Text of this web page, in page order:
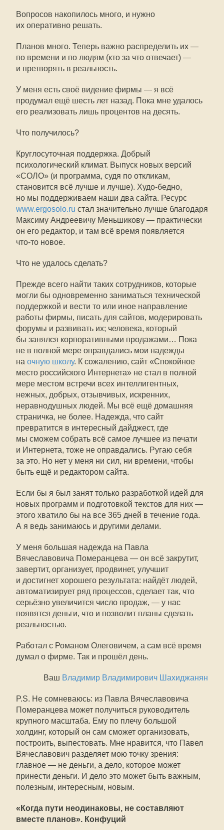
Вопросов накопилось много, и нужно
их оперативно решать.
Планов много. Теперь важно распределить их —
по времени и по людям (кто за что отвечает) —
и претворять в реальность.
У меня есть своё видение фирмы — я всё
продумал ещё шесть лет назад. Пока мне удалось
его реализовать лишь процентов на десять.
Что получилось?
Круглосуточная поддержка. Добрый
психологический климат. Выпуск новых версий
«СОЛО» (и программа, судя по откликам,
становится всё лучше и лучше). Худо-бедно,
но мы поддерживаем наши два сайта. Ресурс
www.ergosolo.ru стал значительно лучше благодаря
Максиму Андреевичу Меньшикову — практически
он его редактор, и там всё время появляется
что-то новое.
Что не удалось сделать?
Прежде всего найти таких сотрудников, которые
могли бы одновременно заниматься технической
поддержкой и вести то или иное направление
работы фирмы, писать для сайтов, модерировать
форумы и развивать их; человека, который
бы занялся корпоративными продажами… Пока
не в полной мере оправдались мои надежды
на очную школу. К сожалению, сайт «Спокойное
место российского Интернета» не стал в полной
мере местом встречи всех интеллигентных,
нежных, добрых, отзывчивых, искренних,
неравнодушных людей. Мы всё ещё домашняя
страничка, не более. Надежда, что сайт
превратится в интересный дайджест, где
мы сможем собрать всё самое лучшее из печати
и Интернета, тоже не оправдались. Ругаю себя
за это. Но нет у меня ни сил, ни времени, чтобы
быть ещё и редактором сайта.
Если бы я был занят только разработкой идей для
новых программ и подготовкой текстов для них —
этого хватило бы на все 365 дней в течение года.
А я ведь занимаюсь и другими делами.
У меня большая надежда на Павла
Вячеславовича Померанцева — он всё закрутит,
завертит, организует, продвинет, улучшит
и достигнет хорошего результата: найдёт людей,
автоматизирует ряд процессов, сделает так, что
серьёзно увеличится число продаж, — у нас
появятся деньги, что и позволит планы сделать
реальностью.
Работал с Романом Олеговичем, а сам всё время
думал о фирме. Так и прошёл день.
Ваш Владимир Владимирович Шахиджанян
P.S. Не сомневаюсь: из Павла Вячеславовича
Померанцева может получиться руководитель
крупного масштаба. Ему по плечу большой
холдинг, который он сам сможет организовать,
построить, выпестовать. Мне нравится, что Павел
Вячеславович разделяет мою точку зрения:
главное — не деньги, а дело, которое может
принести деньги. И дело это может быть важным,
полезным, интересным, новым.
«Когда пути неодинаковы, не составляют
вместе планов». Конфуций